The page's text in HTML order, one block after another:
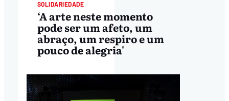
SOLIDARIEDADE
‘A arte neste momento
pode ser um afeto, um
abraço, um respiro e um
pouco de alegria'